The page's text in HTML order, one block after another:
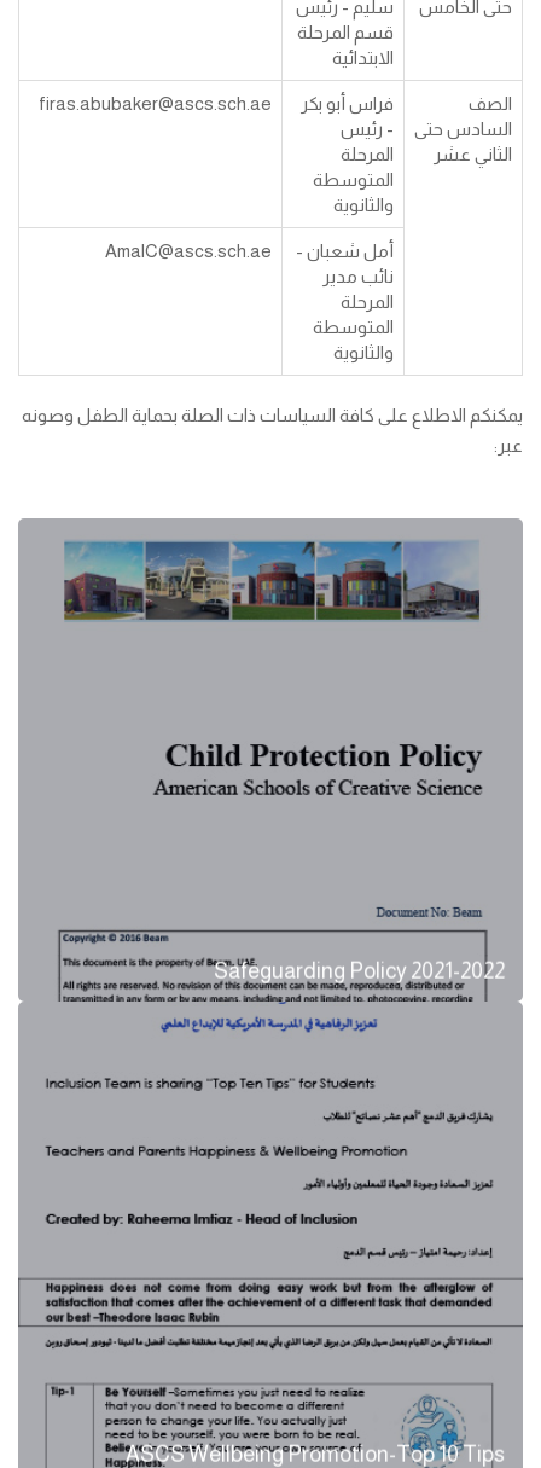
حتى الخامس
سليم - رئيس
قسم المرحلة
الابتدائية
الصف
السادس حتى
الثاني عشر
فراس أبو بكر
- رئيس
المرحلة
المتوسطة
والثانوية
firas.abubaker@ascs.sch.ae
أمل شعبان -
نائب مدير
المرحلة
المتوسطة
والثانوية
AmalC@ascs.sch.ae
يمكنكم الاطلاع على كافة السياسات ذات الصلة بحماية الطفل وصونه
عبر:
Safeguarding Policy 2021-2022
ASCS Wellbeing Promotion-Top 10 Tips